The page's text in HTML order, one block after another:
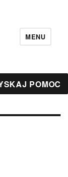
MENU
POMOC